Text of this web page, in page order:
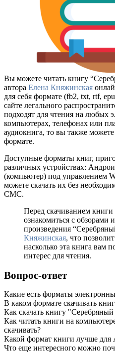
Вы можете читать книгу
автора Елена Княжинская
для себя формате (fb2, txt, rtf,
сайте легального
подходят для чтения на любых
компьютерах, телефонах или
аудиокнига, то вы также
формате.
Доступные форматы книг,
различных устройствах:
(компьютер) под управлением
можете скачать их без
СМС.
Перед скачиванием книги
ознакомиться с обзорами
произведения
Княжинская, что
насколько эта книга вам
интерес для чтения.
Вопрос-ответ
Какие есть форматы
В каком формате скачивать
Как скачать книгу
Как читать книги на
скачивать?
Какой формат книги лучше для
Что еще интересного можно